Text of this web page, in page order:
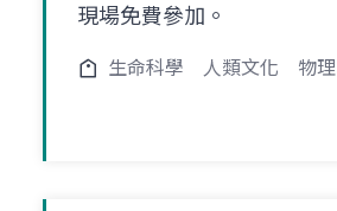
現場免費參加。
生命科學 人類文化 物理